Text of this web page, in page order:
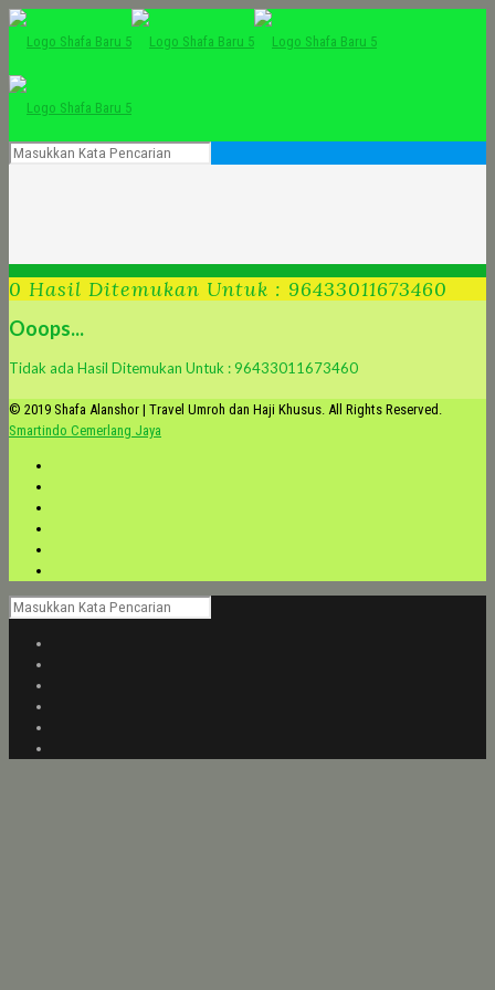
0 Hasil Ditemukan Untuk : 96433011673460
Ooops...
Tidak ada Hasil Ditemukan Untuk : 96433011673460
© 2019 Shafa Alanshor | Travel Umroh dan Haji Khusus. All Rights Reserved.
Smartindo Cemerlang Jaya